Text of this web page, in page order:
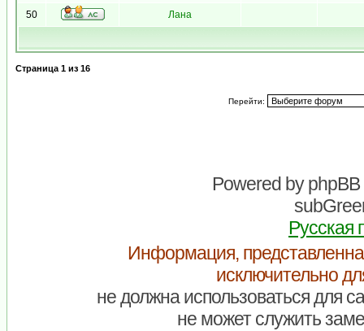
50 Лана
Страница 1 из 16
Перейти:
Powered byphpBB
Русская
Информация,
исключительно
не должна использоваться для
не может служить